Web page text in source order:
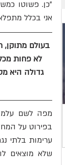
אני בכלל
בעולם
לא פחות
גדולה היא
בפירוט על
תקופת הנידה